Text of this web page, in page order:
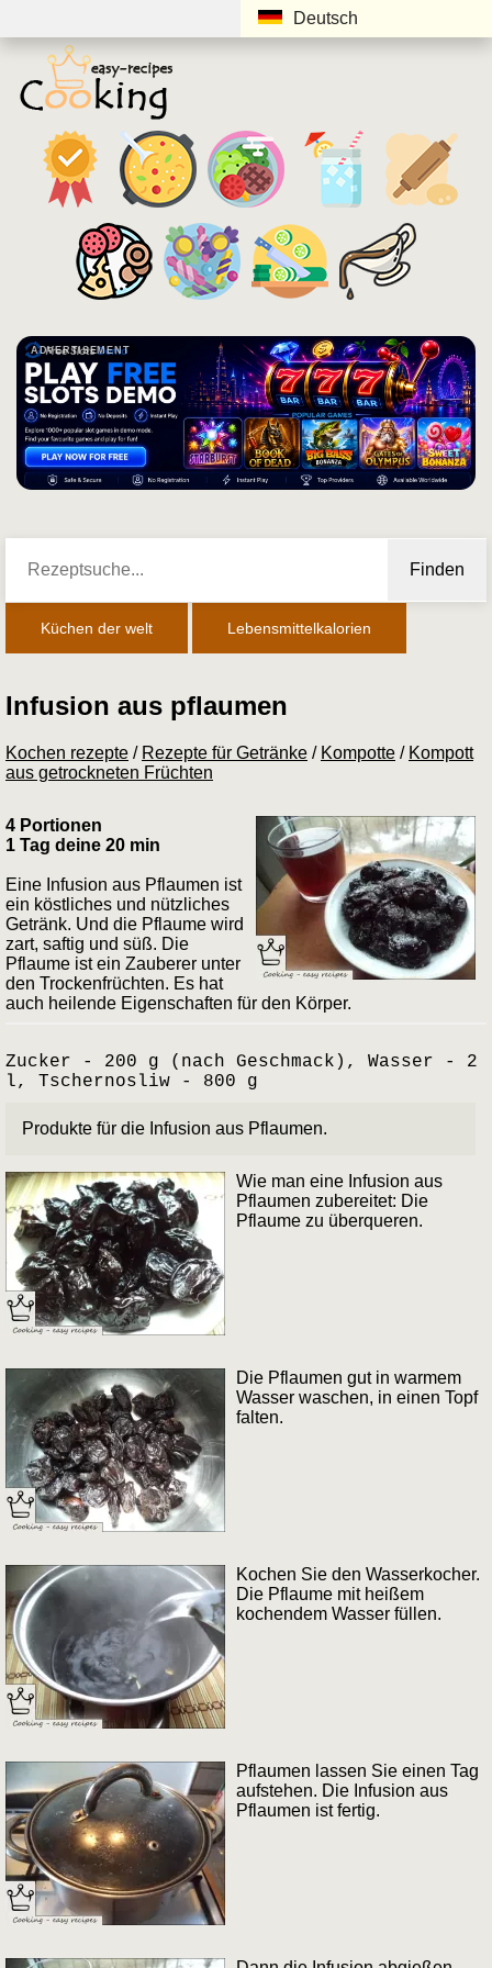
Deutsch
ADVERTISEMENT
Finden
Küchen der welt Lebensmittelkalorien
Infusion aus pflaumen
Kochen rezepte / Rezepte für Getränke / Kompotte / Kompott
aus getrockneten Früchten
4 Portionen
1 Tag deine 20 min
Eine Infusion aus Pflaumen ist
ein köstliches und nützliches
Getränk. Und die Pflaume wird
zart, saftig und süß. Die
Pflaume ist ein Zauberer unter
den Trockenfrüchten. Es hat
auch heilende Eigenschaften für den Körper.
Zucker - 200 g (nach Geschmack), Wasser - 2
l, Tschernosliw - 800 g
Produkte für die Infusion aus Pflaumen.
Wie man eine Infusion aus
Pflaumen zubereitet: Die
Pflaume zu überqueren.
Die Pflaumen gut in warmem
Wasser waschen, in einen Topf
falten.
Kochen Sie den Wasserkocher.
Die Pflaume mit heißem
kochendem Wasser füllen.
Pflaumen lassen Sie einen Tag
aufstehen. Die Infusion aus
Pflaumen ist fertig.